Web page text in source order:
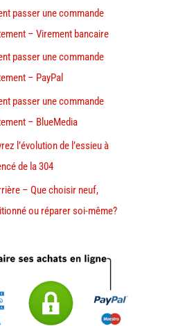
passer une commande
– Virement bancaire
passer une commande
– PayPal
passer une commande
– BlueMedia
l’évolution de l’essieu à
de la 304
– Que choisir neuf,
ou réparer soi-même?